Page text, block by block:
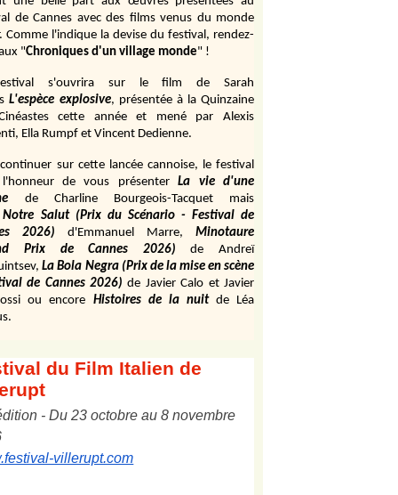
de Cannes avec des films venus du monde
Comme l'indique la devise du festival, rendez-
"Chroniques d'un village monde" !
s'ouvrira sur le film de Sarah
L'espèce explosive, présentée à la Quinzaine
cette année et mené par Alexis
Ella Rumpf et Vincent Dedienne.
sur cette lancée cannoise, le festival
de vous présenter
La vie d'une
de Charline Bourgeois-Tacquet
mais
Notre Salut (Prix du Scénario - Festival de
2026)
d'Emmanuel Marre,
Minotaure
Prix de Cannes 2026)
de Andreï
La Bola Negra (Prix de la mise en scène
de Cannes 2026) de Javier Calo et Javier
ou encore Histoires de la nuit de Léa
du Film Italien de
- Du 23 octobre au 8 novembre
villerupt.com